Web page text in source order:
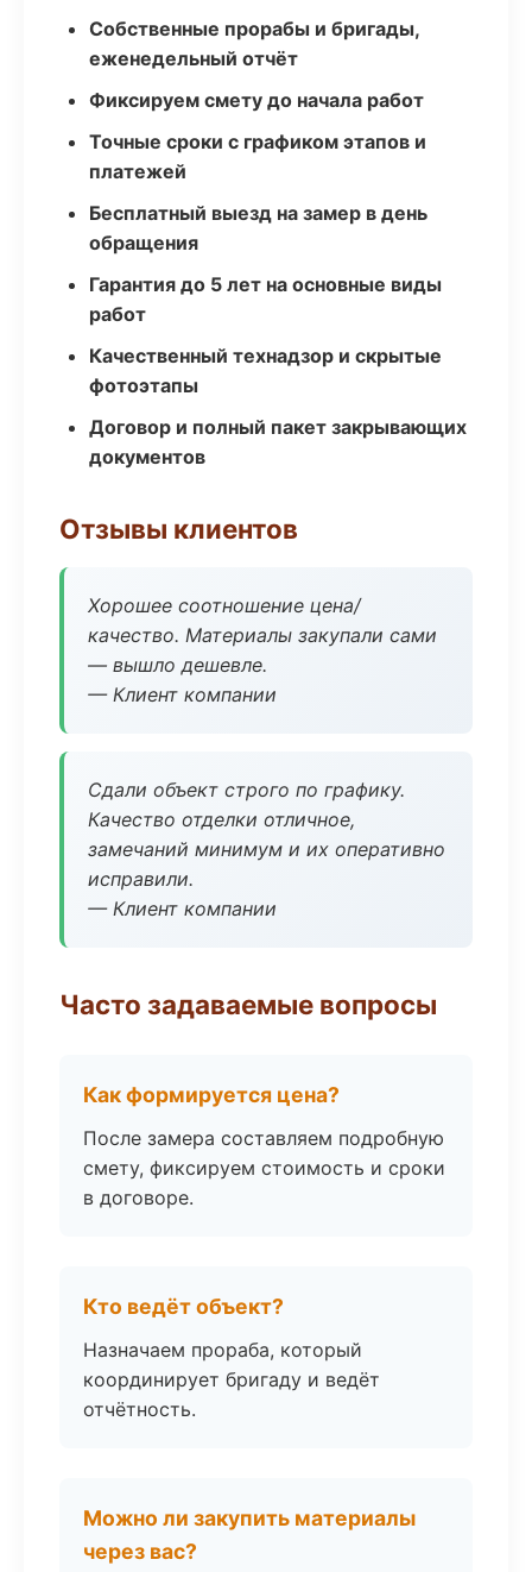
Собственные прорабы и бригады,
еженедельный отчёт
Фиксируем смету до начала работ
Точные сроки с графиком этапов и
платежей
Бесплатный выезд на замер в день
обращения
Гарантия до 5 лет на основные виды
работ
Качественный технадзор и скрытые
фотоэтапы
Договор и полный пакет закрывающих
документов
Отзывы клиентов
Хорошее соотношение цена/
качество. Материалы закупали сами
— вышло дешевле.
— Клиент компании
Сдали объект строго по графику.
Качество отделки отличное,
замечаний минимум и их оперативно
исправили.
— Клиент компании
Часто задаваемые вопросы
Как формируется цена?
После замера составляем подробную
смету, фиксируем стоимость и сроки
в договоре.
Кто ведёт объект?
Назначаем прораба, который
координирует бригаду и ведёт
отчётность.
Можно ли закупить материалы
через вас?